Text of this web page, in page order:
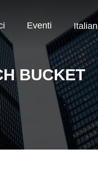
Eventi Italian
BUCKET